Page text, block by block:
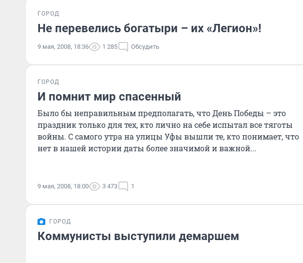
ГОРОД
Не перевелись богатыри – их «Легион»!
9 мая, 2008, 18:36 1 285 Обсудить
ГОРОД
И помнит мир спасенный
Было бы неправильным предполагать, что День Победы – это
праздник только для тех, кто лично на себе испытал все тяготы
войны. С самого утра на улицы Уфы вышли те, кто понимает, что
нет в нашей истории даты более значимой и важной...
9 мая, 2008, 18:00 3 473 1
ГОРОД
Коммунисты выступили демаршем